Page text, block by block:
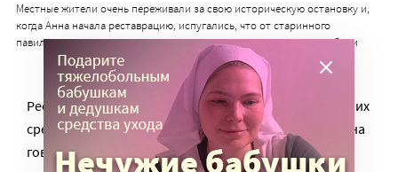
Местные жители очень переживали за свою историческую остановку и,
когда Анна начала реставрацию, испугались, что от старинного
павильона ничего не останется, и завалили все инстанции жалобами
Реставрация обошлась в несколько миллионов. Своих
средств не хватило, пришлось влезть в кредиты. Анна
говорит об этом спокойно. И так же спокойно